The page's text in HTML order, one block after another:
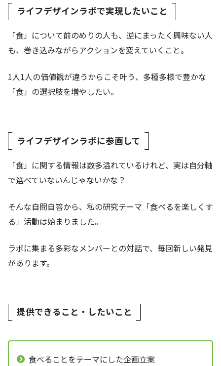
ライフデザインラボで実現したいこと
「食」について前のめりの人も、逆にまったく興味ない人
も、巻き込みながらアクションを変えていくこと。
1人1人の価値観が違うからこそ叶う、多種多様で豊かな
「食」の選択肢を増やしたい。
ライフデザインラボに参画して
「食」に関する情報は数多溢れているけれど、実は自分軸
で選べていないんじゃないかな？
そんな自問自答から、私の研究テーマ「食べるを楽しくす
る」活動は始まりました。
ラボに集まる多彩なメンバーとの対話で、毎回新しい発見
があります。
提供できること・したいこと
食べることをテーマにした企画立案